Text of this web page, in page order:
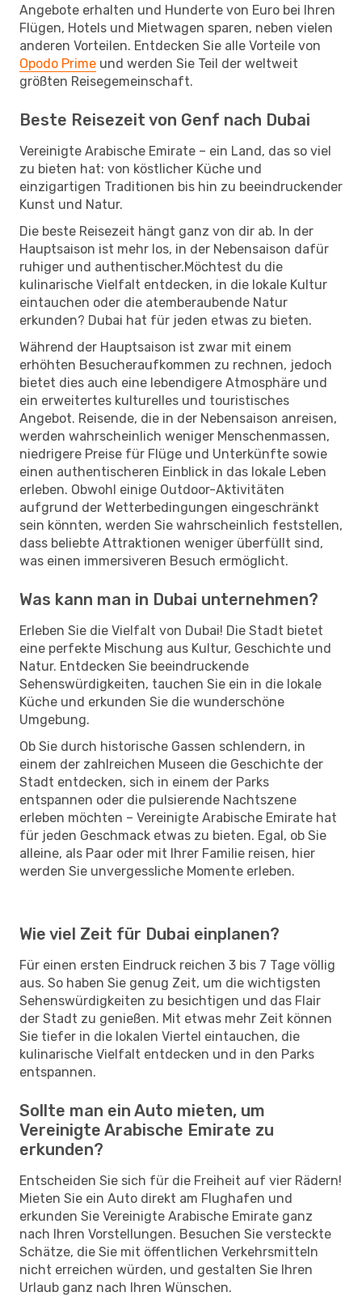
Angebote erhalten und Hunderte von Euro bei Ihren
Flügen, Hotels und Mietwagen sparen, neben vielen
anderen Vorteilen. Entdecken Sie alle Vorteile von
Opodo Prime und werden Sie Teil der weltweit
größten Reisegemeinschaft.
Beste Reisezeit von Genf nach Dubai
Vereinigte Arabische Emirate – ein Land, das so viel
zu bieten hat: von köstlicher Küche und
einzigartigen Traditionen bis hin zu beeindruckender
Kunst und Natur.
Die beste Reisezeit hängt ganz von dir ab. In der
Hauptsaison ist mehr los, in der Nebensaison dafür
ruhiger und authentischer.Möchtest du die
kulinarische Vielfalt entdecken, in die lokale Kultur
eintauchen oder die atemberaubende Natur
erkunden? Dubai hat für jeden etwas zu bieten.
Während der Hauptsaison ist zwar mit einem
erhöhten Besucheraufkommen zu rechnen, jedoch
bietet dies auch eine lebendigere Atmosphäre und
ein erweitertes kulturelles und touristisches
Angebot. Reisende, die in der Nebensaison anreisen,
werden wahrscheinlich weniger Menschenmassen,
niedrigere Preise für Flüge und Unterkünfte sowie
einen authentischeren Einblick in das lokale Leben
erleben. Obwohl einige Outdoor-Aktivitäten
aufgrund der Wetterbedingungen eingeschränkt
sein könnten, werden Sie wahrscheinlich feststellen,
dass beliebte Attraktionen weniger überfüllt sind,
was einen immersiveren Besuch ermöglicht.
Was kann man in Dubai unternehmen?
Erleben Sie die Vielfalt von Dubai! Die Stadt bietet
eine perfekte Mischung aus Kultur, Geschichte und
Natur. Entdecken Sie beeindruckende
Sehenswürdigkeiten, tauchen Sie ein in die lokale
Küche und erkunden Sie die wunderschöne
Umgebung.
Ob Sie durch historische Gassen schlendern, in
einem der zahlreichen Museen die Geschichte der
Stadt entdecken, sich in einem der Parks
entspannen oder die pulsierende Nachtszene
erleben möchten – Vereinigte Arabische Emirate hat
für jeden Geschmack etwas zu bieten. Egal, ob Sie
alleine, als Paar oder mit Ihrer Familie reisen, hier
werden Sie unvergessliche Momente erleben.
Wie viel Zeit für Dubai einplanen?
Für einen ersten Eindruck reichen 3 bis 7 Tage völlig
aus. So haben Sie genug Zeit, um die wichtigsten
Sehenswürdigkeiten zu besichtigen und das Flair
der Stadt zu genießen. Mit etwas mehr Zeit können
Sie tiefer in die lokalen Viertel eintauchen, die
kulinarische Vielfalt entdecken und in den Parks
entspannen.
Sollte man ein Auto mieten, um
Vereinigte Arabische Emirate zu
erkunden?
Entscheiden Sie sich für die Freiheit auf vier Rädern!
Mieten Sie ein Auto direkt am Flughafen und
erkunden Sie Vereinigte Arabische Emirate ganz
nach Ihren Vorstellungen. Besuchen Sie versteckte
Schätze, die Sie mit öffentlichen Verkehrsmitteln
nicht erreichen würden, und gestalten Sie Ihren
Urlaub ganz nach Ihren Wünschen.